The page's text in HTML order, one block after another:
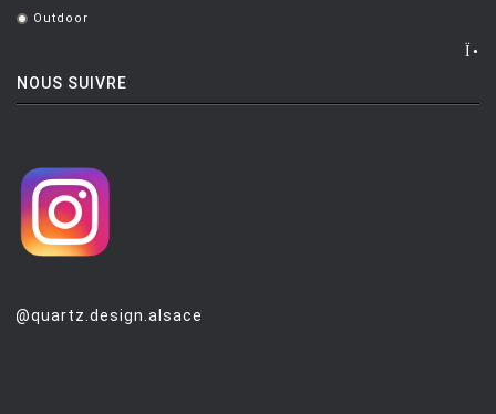
. Outdoor
NOUS SUIVRE
@quartz.design.alsace